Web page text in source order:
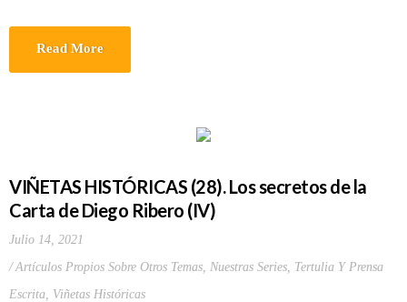
Read More
VIÑETAS HISTÓRICAS (28). Los secretos de la
Carta de Diego Ribero (IV)
Julio 14, 2021
Artículos Propios Sobre Otros Temas, Nuestras Series, Tertulia Y Prensa
Escrita, Viñetas Históricas